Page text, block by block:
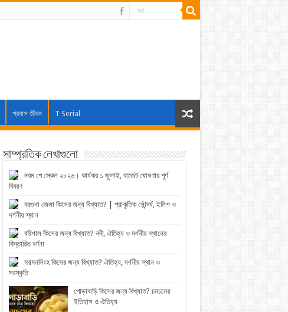
প্রবাস জীবন T Serial
সাম্প্রতিক লেখাগুলো
নবম পে স্কেল ২০২৬। কার্যকর ১ জুলাই, বাজেট ঘোষণার পূর্ণ
বিবরণ
বরগুনা জেলা কিসের জন্য বিখ্যাত? | প্রাকৃতিক সৌন্দর্য, ইলিশ ও
দর্শনীয় স্থান
বরিশাল কিসের জন্য বিখ্যাত? নদী, ঐতিহ্য ও দর্শনীয় স্থানের
বিস্তারিত বর্ণনা
ময়মনসিংহ কিসের জন্য বিখ্যাত? ঐতিহ্য, দর্শনীয় স্থান ও
সংস্কৃতি
পোড়াবাড়ি কিসের জন্য বিখ্যাত? চমচমের
ইতিহাস ও ঐতিহ্য